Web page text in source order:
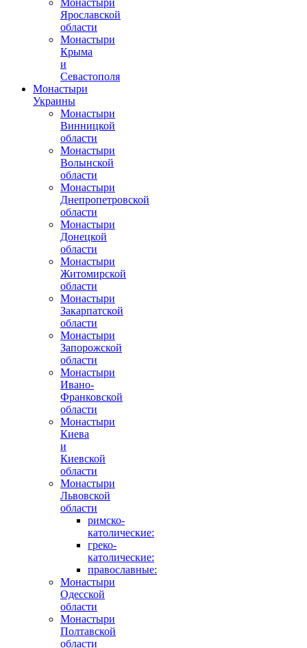
Ярославской
области
Монастыри
Крыма
и
Севастополя
Монастыри
Украины
Монастыри
Винницкой
области
Монастыри
Волынской
области
Монастыри
Днепропетровской
области
Монастыри
Донецкой
области
Монастыри
Житомирской
области
Монастыри
Закарпатской
области
Монастыри
Запорожской
области
Монастыри
Ивано-
Франковской
области
Монастыри
Киева
и
Киевской
области
Монастыри
Львовской
области
римско-
католические:
греко-
католические:
православные:
Монастыри
Одесской
области
Монастыри
Полтавской
области